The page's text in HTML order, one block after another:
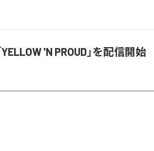
'N PROUD」を配信開始